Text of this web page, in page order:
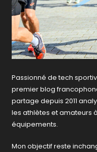
Passionné de tech
premier blog
partage depuis 2011
les athlètes et amateurs
équipements.
Mon objectif reste